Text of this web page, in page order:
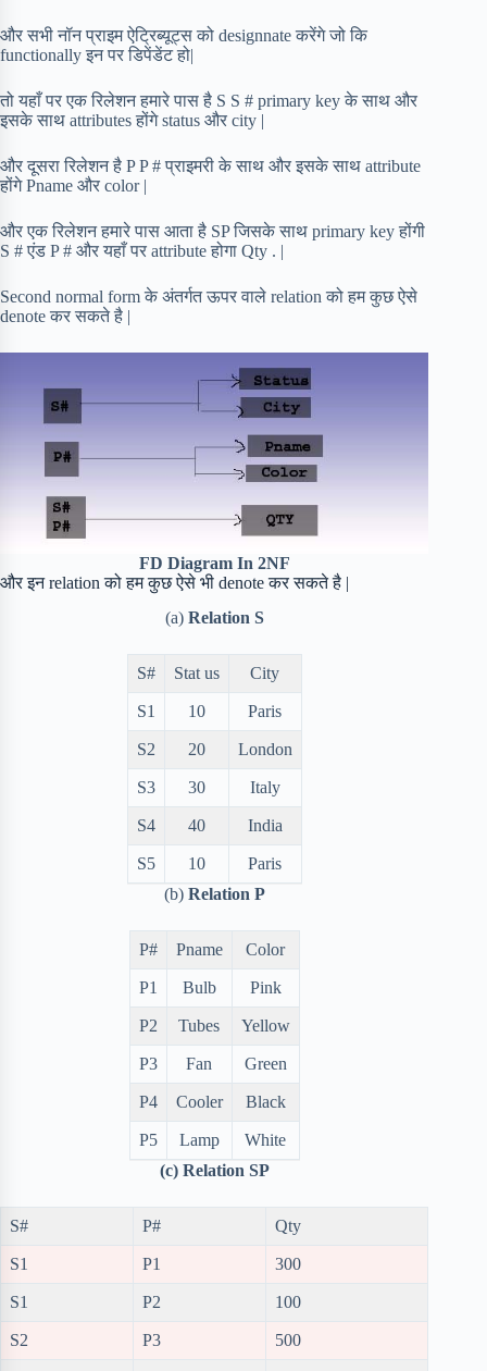
और सभी नॉन प्राइम ऐट्रिब्यूट्स को designnate करेंगे जो कि
functionally इन पर डिपेंडेंट हो|
तो यहाँ पर एक रिलेशन हमारे पास है S S # primary key के साथ और
इसके साथ attributes होंगे status और city |
और दूसरा रिलेशन है P P # प्राइमरी के साथ और इसके साथ attribute
होंगे Pname और color |
और एक रिलेशन हमारे पास आता है SP जिसके साथ primary key होंगी
S # एंड P # और यहाँ पर attribute होगा Qty . |
Second normal form के अंतर्गत ऊपर वाले relation को हम कुछ ऐसे
denote कर सकते है |
FD Diagram In 2NF
और इन relation को हम कुछ ऐसे भी denote कर सकते है |
(a) Relation S
S# Stat us City
S1 10 Paris
S2 20 London
S3 30 Italy
S4 40 India
S5 10
Paris
(b) Relation P
P# Pname Color
P1 Bulb Pink
P2 Tubes Yellow
P3 Fan Green
P4 Cooler Black
P5 Lamp
White
(c) Relation SP
S# P# Qty
S1 P1 300
S1 P2 100
S2 P3 500